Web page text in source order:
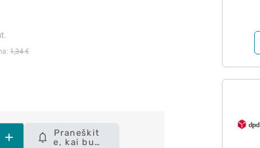
1,34 €
+
Praneškit
e, kai bus